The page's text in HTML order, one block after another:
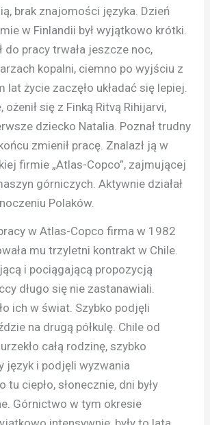
brak znajomości języka. Dzień
w Finlandii był wyjątkowo krótki.
do pracy trwała jeszcze noc,
kopalni, ciemno po wyjściu z
lat życie zaczęło układać się lepiej.
ożenił się z Finką Ritvą Rihijarvi,
dziecko Natalia. Poznał trudny
zmienił pracę. Znalazł ją w
firmie „Atlas-Copco”, zajmującej
górniczych. Aktywnie działał
Polaków.
w Atlas-Copco firma w 1982
mu trzyletni kontrakt w Chile.
i pociągającą propozycją
długo się nie zastanawiali.
ich w świat. Szybko podjęli
na drugą półkulę. Chile od
całą rodzinę, szybko
język i podjęli wyzwania
tu ciepło, słonecznie, dni były
Górnictwo w tym okresie